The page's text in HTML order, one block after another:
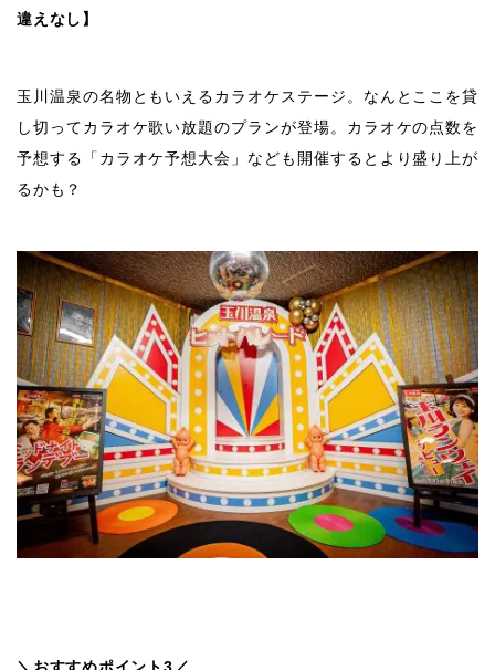
違えなし】
玉川温泉の名物ともいえるカラオケステージ。なんとここを貸
し切ってカラオケ歌い放題のプランが登場。カラオケの点数を
予想する「カラオケ予想大会」なども開催するとより盛り上が
るかも？